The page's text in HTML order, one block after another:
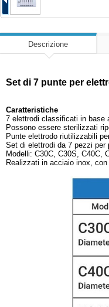
Descrizione
Set di 7 punte per
Caratteristiche
7 elettrodi classificati in base
Possono essere sterilizzati
Punte elettrodo riutilizzabili
Set di elettrodi da 7 pezzi per
Modelli: C30C, C30S, C40C,
Realizzati in acciaio inox,